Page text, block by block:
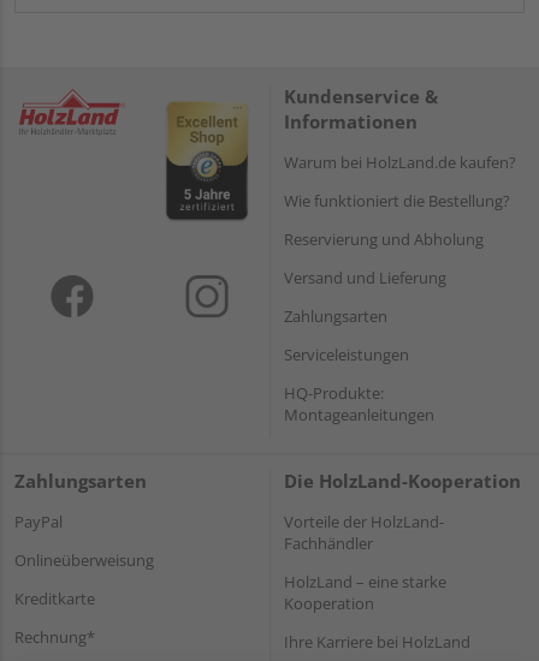
Kundenservice &
Informationen
Warum bei HolzLand.de kaufen?
Wie funktioniert die Bestellung?
Reservierung und Abholung
Versand und Lieferung
Zahlungsarten
Serviceleistungen
HQ-Produkte:
Montageanleitungen
Zahlungsarten
PayPal
Onlineüberweisung
Kreditkarte
Rechnung*
Die HolzLand-Kooperation
Vorteile der HolzLand-
Fachhändler
HolzLand – eine starke
Kooperation
Ihre Karriere bei HolzLand